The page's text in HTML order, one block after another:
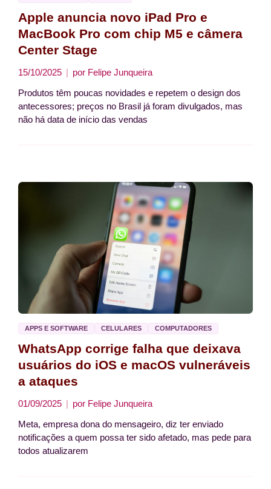
Apple anuncia novo iPad Pro e
MacBook Pro com chip M5 e câmera
Center Stage
15/10/2025 por Felipe Junqueira
Produtos têm poucas novidades e repetem o design dos
antecessores; preços no Brasil já foram divulgados, mas
não há data de início das vendas
APPS E SOFTWARE CELULARES COMPUTADORES
WhatsApp corrige falha que deixava
usuários do iOS e macOS vulneráveis
a ataques
01/09/2025 por Felipe Junqueira
Meta, empresa dona do mensageiro, diz ter enviado
notificações a quem possa ter sido afetado, mas pede para
todos atualizarem